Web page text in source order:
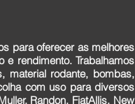
para oferecer as melhores
rendimento. Trabalhamos
material rodante, bombas,
com uso para diversos
Randon, FiatAllis, New